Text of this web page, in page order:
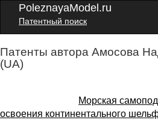
PoleznayaModel.ru
Патентный поиск
Патенты автора Амосова
(UA)
Морская
освоения континентального